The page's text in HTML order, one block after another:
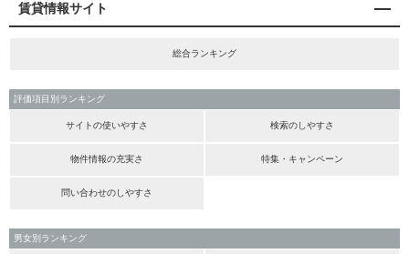
賃貸情報サイト
総合ランキング
評価項目別ランキング
サイトの使いやすさ 検索のしやすさ
物件情報の充実さ 特集・キャンペーン
問い合わせのしやすさ
男女別ランキング